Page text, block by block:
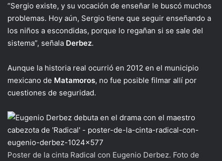
“Sergio existe, y su vocación de enseñar le buscó muchos
problemas. Hoy aún, Sergio tiene que seguir enseñando a
los niños a escondidas, porque lo regañan si se sale del
sistema”, señala Derbez.
Aunque la historia real ocurrió en 2012 en el municipio
mexicano de Matamoros, no fue posible filmar allí por
cuestiones de seguridad.
Poster de la cinta Radical con Eugenio Derbez. Foto de